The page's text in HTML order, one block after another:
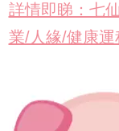
詳情即睇：七
業/人緣/健康